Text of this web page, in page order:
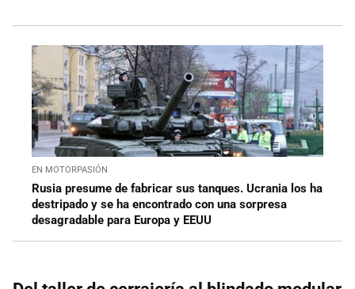
EN MOTORPASIÓN
Rusia presume de fabricar sus tanques. Ucrania los ha
destripado y se ha encontrado con una sorpresa
desagradable para Europa y EEUU